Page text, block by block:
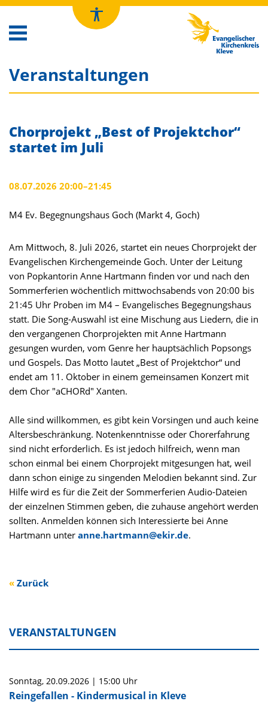
Kirchenkreis Kleve
Veranstaltungen
Chorprojekt „Best of Projektchor“
startet im Juli
08.07.2026 20:00–21:45
M4 Ev. Begegnungshaus Goch (Markt 4, Goch)
Am Mittwoch, 8. Juli 2026, startet ein neues Chorprojekt der
Evangelischen Kirchengemeinde Goch. Unter der Leitung
von Popkantorin Anne Hartmann finden vor und nach den
Sommerferien wöchentlich mittwochsabends von 20:00 bis
21:45 Uhr Proben im M4 – Evangelisches Begegnungshaus
statt. Die Song-Auswahl ist eine Mischung aus Liedern, die in
den vergangenen Chorprojekten mit Anne Hartmann
gesungen wurden, vom Genre her hauptsächlich Popsongs
und Gospels. Das Motto lautet „Best of Projektchor“ und
endet am 11. Oktober in einem gemeinsamen Konzert mit
dem Chor "aCHORd" Xanten.
Alle sind willkommen, es gibt kein Vorsingen und auch keine
Altersbeschränkung. Notenkenntnisse oder Chorerfahrung
sind nicht erforderlich. Es ist jedoch hilfreich, wenn man
schon einmal bei einem Chorprojekt mitgesungen hat, weil
dann schon einige zu singenden Melodien bekannt sind. Zur
Hilfe wird es für die Zeit der Sommerferien Audio-Dateien
der einzelnen Stimmen geben, die zuhause angehört werden
sollten. Anmelden können sich Interessierte bei Anne
Hartmann unter anne.hartmann@ekir.de.
Zurück
VERANSTALTUNGEN
Sonntag, 20.09.2026 | 15:00 Uhr
Reingefallen - Kindermusical in Kleve